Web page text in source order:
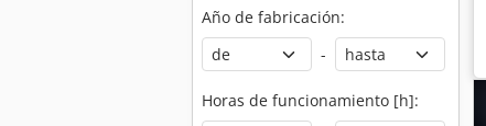
Año de fabricación:
-
Horas de funcionamiento [h]: